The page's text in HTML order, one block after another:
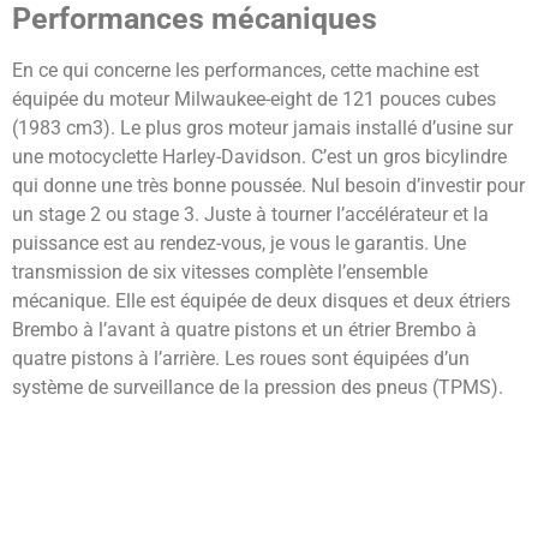
Performances mécaniques
En ce qui concerne les performances, cette machine est
équipée du moteur Milwaukee-eight de 121 pouces cubes
(1983 cm3). Le plus gros moteur jamais installé d’usine sur
une motocyclette Harley-Davidson. C’est un gros bicylindre
qui donne une très bonne poussée. Nul besoin d’investir pour
un stage 2 ou stage 3. Juste à tourner l’accélérateur et la
puissance est au rendez-vous, je vous le garantis. Une
transmission de six vitesses complète l’ensemble
mécanique. Elle est équipée de deux disques et deux étriers
Brembo à l’avant à quatre pistons et un étrier Brembo à
quatre pistons à l’arrière. Les roues sont équipées d’un
système de surveillance de la pression des pneus (TPMS).